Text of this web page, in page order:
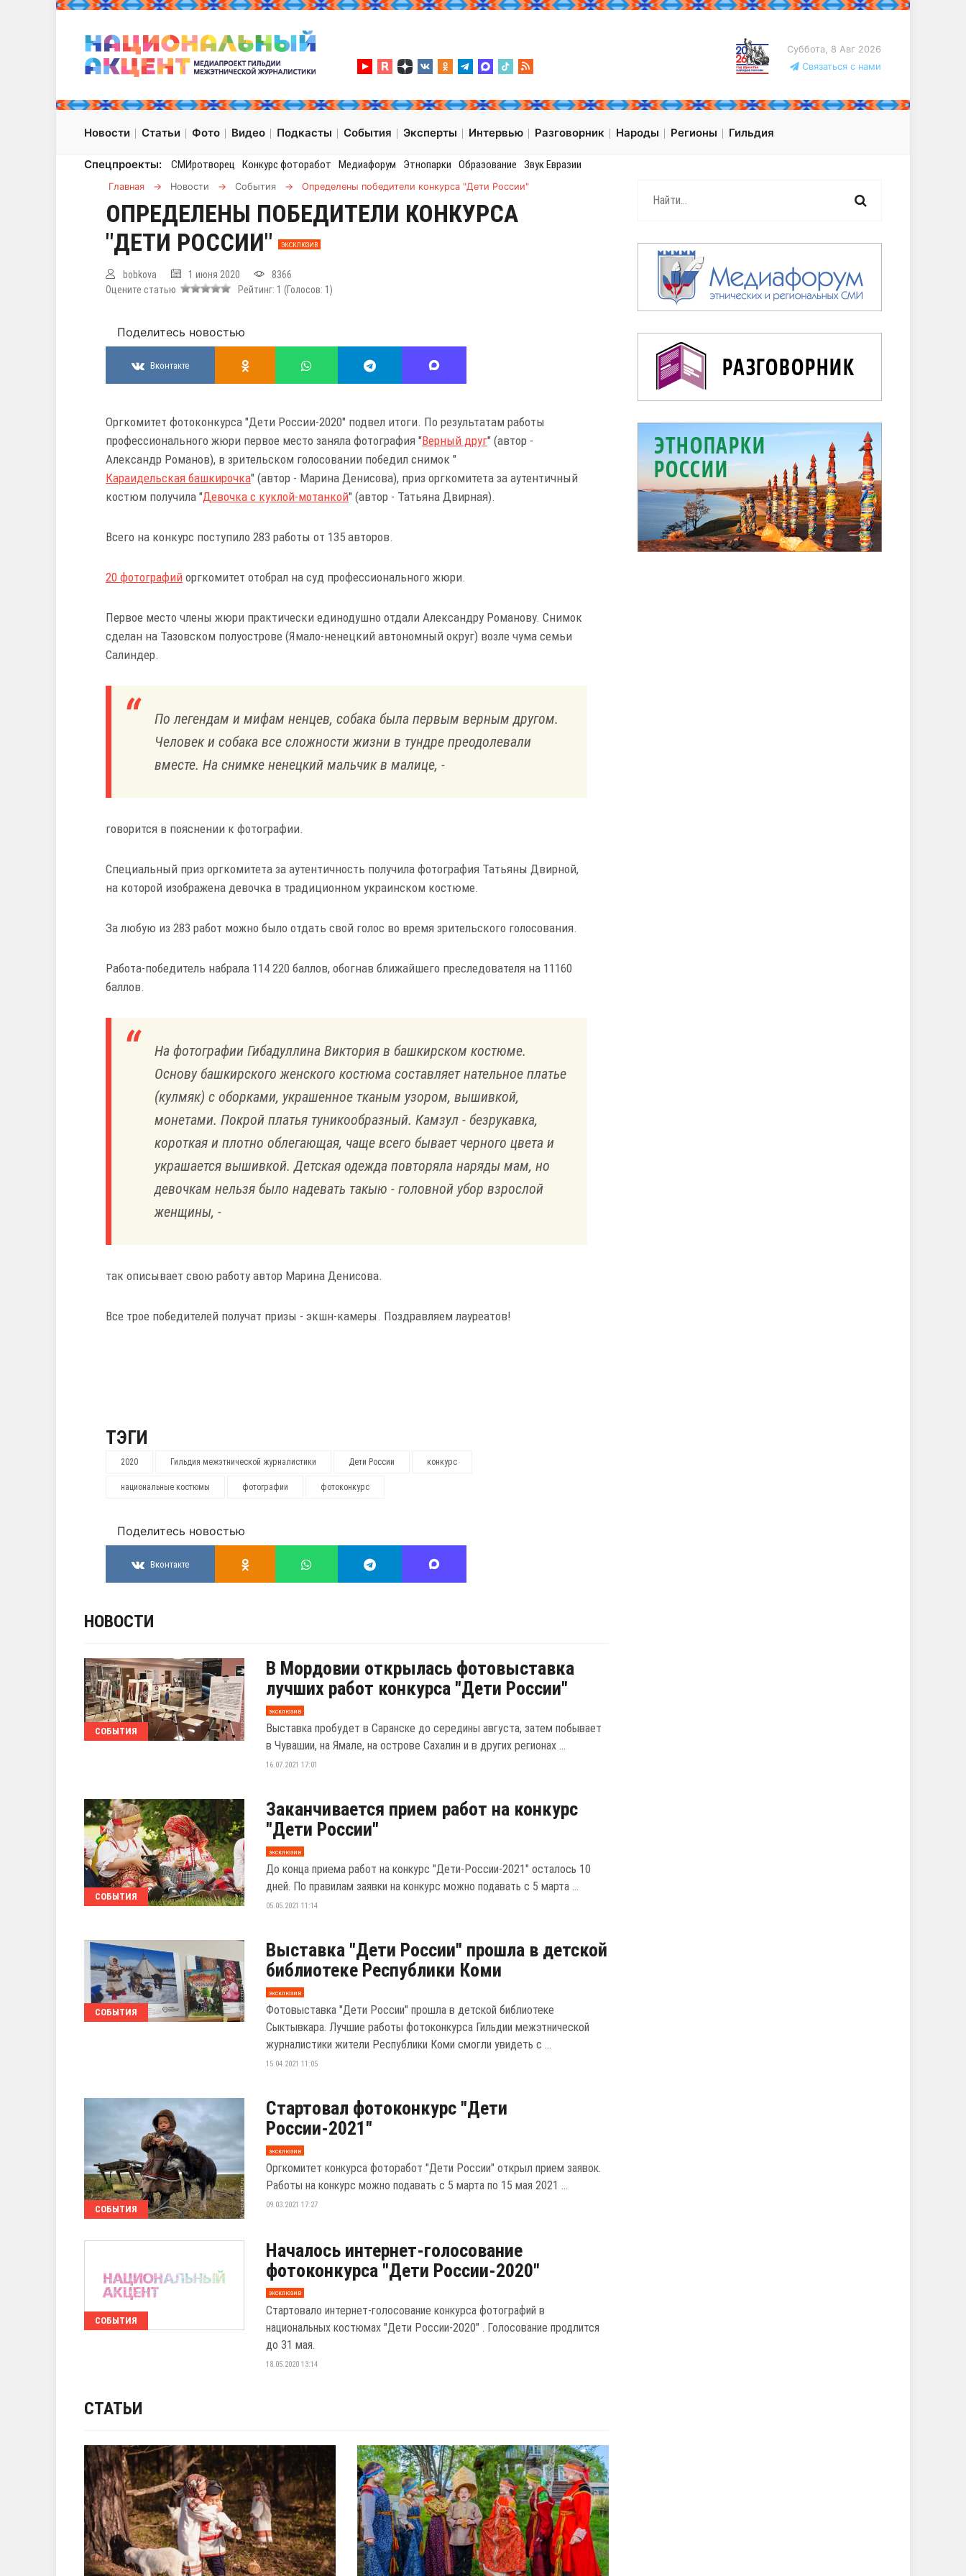
Суббота, 8 Авг 2026
Связаться с нами
Новости Статьи Фото Видео Подкасты События Эксперты Интервью Разговорник Народы Регионы Гильдия
Спецпроекты: СМИротворец Конкурс фоторабот Медиафорум Этнопарки Образование Звук Евразии
Главная → Новости → События → Определены победители конкурса "Дети России"
ОПРЕДЕЛЕНЫ ПОБЕДИТЕЛИ КОНКУРСА
"ДЕТИ РОССИИ"
ЭКСКЛЮЗИВ
bobkova 1 июня 2020
8366
Оцените статью
Рейтинг: 1 (Голосов: 1 )
Поделитесь новостью
Вконтакте
Оргкомитет фотоконкурса "Дети России-2020" подвел итоги. По результатам работы
профессионального жюри первое место заняла фотография "Верный друг" (автор -
Александр Романов), в зрительском голосовании победил снимок "
Караидельская башкирочка" (автор - Марина Денисова), приз оргкомитета за аутентичный
костюм получила "Девочка с куклой-мотанкой" (автор - Татьяна Двирная).
Всего на конкурс поступило 283 работы от 135 авторов.
20 фотографий оргкомитет отобрал на суд профессионального жюри.
Первое место члены жюри практически единодушно отдали Александру Романову. Снимок
сделан на Тазовском полуострове (Ямало-ненецкий автономный округ) возле чума семьи
Салиндер.
По легендам и мифам ненцев, собака была первым верным другом.
Человек и собака все сложности жизни в тундре преодолевали
вместе. На снимке ненецкий мальчик в малице, -
говорится в пояснении к фотографии.
Специальный приз оргкомитета за аутентичность получила фотография Татьяны Двирной,
на которой изображена девочка в традиционном украинском костюме.
За любую из 283 работ можно было отдать свой голос во время зрительского голосования.
Работа-победитель набрала 114 220 баллов, обогнав ближайшего преследователя на 11160
баллов.
На фотографии Гибадуллина Виктория в башкирском костюме.
Основу башкирского женского костюма составляет нательное платье
(кулмяк) с оборками, украшенное тканым узором, вышивкой,
монетами. Покрой платья туникообразный. Камзул - безрукавка,
короткая и плотно облегающая, чаще всего бывает черного цвета и
украшается вышивкой. Детская одежда повторяла наряды мам, но
девочкам нельзя было надевать такыю - головной убор взрослой
женщины, -
так описывает свою работу автор Марина Денисова.
Все трое победителей получат призы - экшн-камеры. Поздравляем лауреатов!
ТЭГИ
2020 Гильдия межэтнической журналистики Дети России конкурс
национальные костюмы фотографии фотоконкурс
Поделитесь новостью
Вконтакте
НОВОСТИ
СОБЫТИЯ
В Мордовии открылась фотовыставка
лучших работ конкурса "Дети России"
эксклюзив
Выставка пробудет в Саранске до середины августа, затем побывает
в Чувашии, на Ямале, на острове Сахалин и в других регионах ...
16.07.2021 17:01
СОБЫТИЯ
Заканчивается прием работ на конкурс
"Дети России"
эксклюзив
До конца приема работ на конкурс "Дети-России-2021" осталось 10
дней. По правилам заявки на конкурс можно подавать с 5 марта ...
05.05.2021 11:14
СОБЫТИЯ
Выставка "Дети России" прошла в детской
библиотеке Республики Коми
эксклюзив
Фотовыставка "Дети России" прошла в детской библиотеке
Сыктывкара. Лучшие работы фотоконкурса Гильдии межэтнической
журналистики жители Республики Коми смогли увидеть с ...
15.04.2021 11:05
СОБЫТИЯ
Стартовал фотоконкурс "Дети
России-2021"
эксклюзив
Оргкомитет конкурса фоторабот "Дети России" открыл прием заявок.
Работы на конкурс можно подавать с 5 марта по 15 мая 2021 ...
09.03.2021 17:27
СОБЫТИЯ
Началось интернет-голосование
фотоконкурса "Дети России-2020"
эксклюзив
Стартовало интернет-голосование конкурса фотографий в
национальных костюмах "Дети России-2020" . Голосование продлится
до 31 мая.
18.05.2020 13:14
СТАТЬИ